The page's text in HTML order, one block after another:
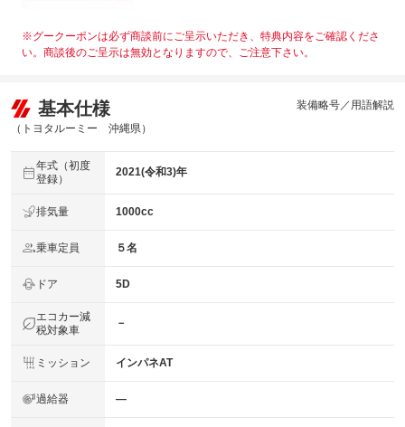
※グークーポンは必ず商談前にご呈示いただき、特典内容をご確認くださ
い。商談後のご呈示は無効となりますので、ご注意下さい。
基本仕様
（トヨタルーミー 沖縄県）
装備略号／用語解説
年式（初度
登録）
2021(令和3)年
排気量 1000cc
乗車定員 ５名
ドア 5D
エコカー減
税対象車
－
ミッション インパネAT
過給器 ―